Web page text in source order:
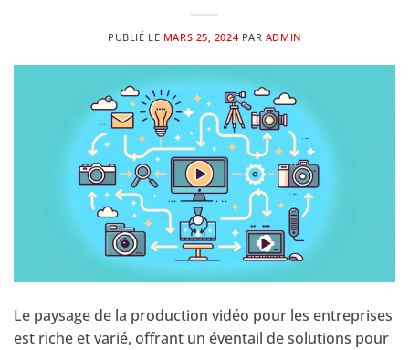
PUBLIÉ LE MARS 25, 2024 PAR ADMIN
Le paysage de la production vidéo pour les entreprises
est riche et varié, offrant un éventail de solutions pour